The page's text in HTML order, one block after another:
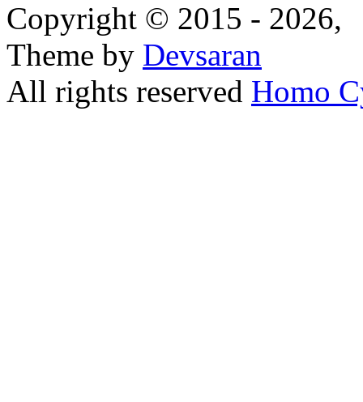
Copyright © 2015 - 2026,
Theme by Devsaran
All rights reserved Homo